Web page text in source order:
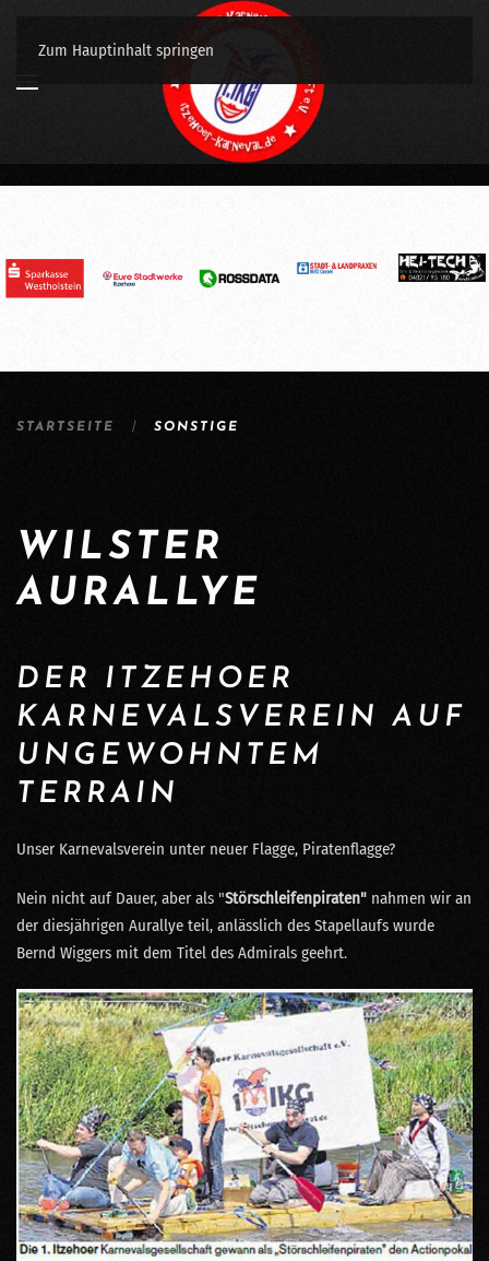
Zum Hauptinhalt springen
STARTSEITE SONSTIGE
WILSTER
AURALLYE
DER ITZEHOER
KARNEVALSVEREIN AUF
UNGEWOHNTEM
TERRAIN
Unser Karnevalsverein unter neuer Flagge, Piratenflagge?
Nein nicht auf Dauer, aber als "Störschleifenpiraten" nahmen wir an
der diesjährigen Aurallye teil, anlässlich des Stapellaufs wurde
Bernd Wiggers mit dem Titel des Admirals geehrt.